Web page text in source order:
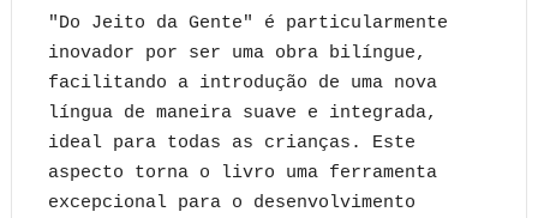
"Do Jeito da Gente" é particularmente
inovador por ser uma obra bilíngue,
facilitando a introdução de uma nova
língua de maneira suave e integrada,
ideal para todas as crianças. Este
aspecto torna o livro uma ferramenta
excepcional para o desenvolvimento